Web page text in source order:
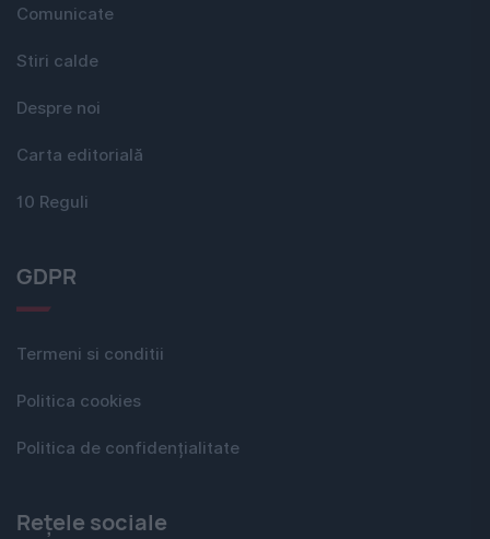
Comunicate
Stiri calde
Despre noi
Carta editorială
10 Reguli
GDPR
Termeni si conditii
Politica cookies
Politica de confidențialitate
Rețele sociale